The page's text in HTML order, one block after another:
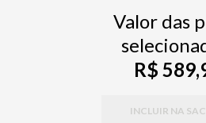
Valor das
R$
INCLUIR NA